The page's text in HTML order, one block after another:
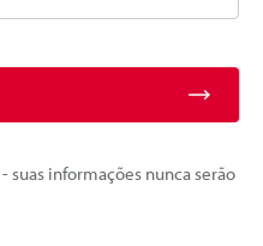
suas informações nunca serão